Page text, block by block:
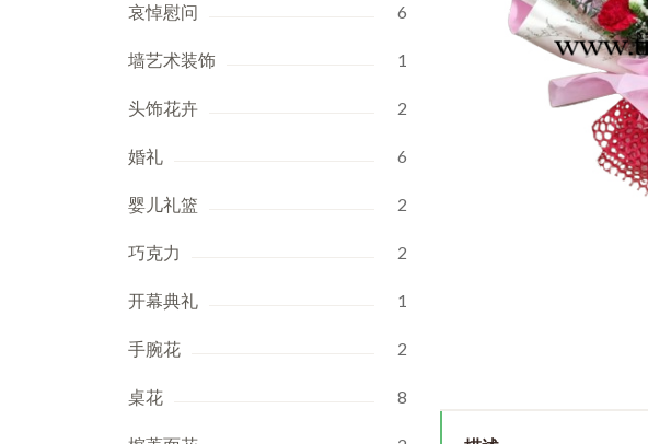
哀悼慰问 6
墙艺术装饰 1
头饰花卉 2
婚礼 6
婴儿礼篮 2
巧克力 2
开幕典礼 1
手腕花 2
桌花 8